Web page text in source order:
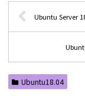
Ubuntu Server
Ubuntu18.04